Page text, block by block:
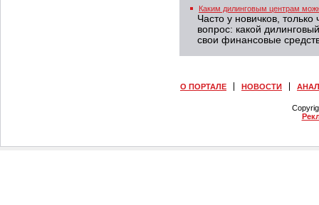
Каким дилинговым центрам
Часто у новичков,
вопрос: какой
свои финансовые
О ПОРТАЛЕ НОВОСТИ